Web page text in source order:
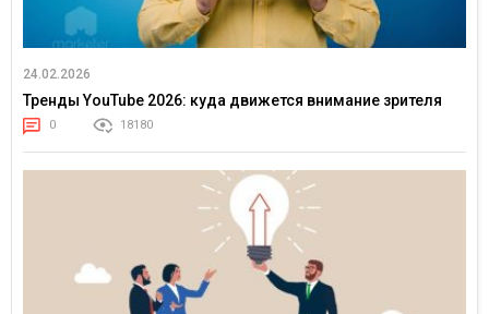
24.02.2026
Тренды YouTube 2026: куда движется внимание зрителя
0 18180